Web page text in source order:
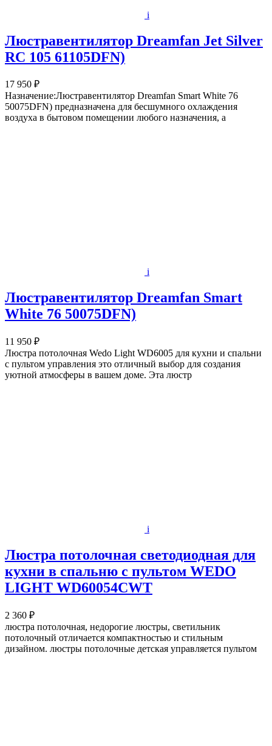
i
Люстравентилятор Dreamfan Jet Silver
RC 105 61105DFN)
17 950 ₽
Назначение:Люстравентилятор Dreamfan Smart White 76
50075DFN) предназначена для бесшумного охлаждения
воздуха в бытовом помещении любого назначения, а
i
Люстравентилятор Dreamfan Smart
White 76 50075DFN)
11 950 ₽
Люстра потолочная Wedo Light WD6005 для кухни и спальни
с пультом управления это отличный выбор для создания
уютной атмосферы в вашем доме. Эта люстр
i
Люстра потолочная светодиодная для
кухни в спальню с пультом WEDO
LIGHT WD60054CWT
2 360 ₽
люстра потолочная, недорогие люстры, светильник
потолочный отличается компактностью и стильным
дизайном. люстры потолочные детская управляется пультом